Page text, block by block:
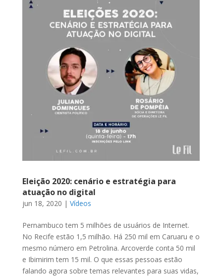
Eleição 2020: cenário e estratégia para
atuação no digital
jun 18, 2020 | Vídeos
Pernambuco tem 5 milhões de usuários de Internet.
No Recife estão 1,5 milhão. Há 250 mil em Caruaru e o
mesmo número em Petrolina. Arcoverde conta 50 mil
e Ibimirim tem 15 mil. O que essas pessoas estão
falando agora sobre temas relevantes para suas vidas,